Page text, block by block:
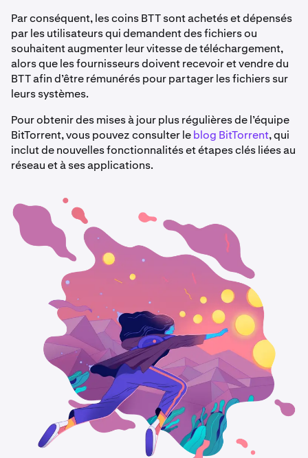
Par conséquent, les coins BTT sont achetés et dépensés
par les utilisateurs qui demandent des fichiers ou
souhaitent augmenter leur vitesse de téléchargement,
alors que les fournisseurs doivent recevoir et vendre du
BTT afin d’être rémunérés pour partager les fichiers sur
leurs systèmes.
Pour obtenir des mises à jour plus régulières de l’équipe
BitTorrent, vous pouvez consulter leblog BitTorrent, qui
inclut de nouvelles fonctionnalités et étapes clés liées au
réseau et à ses applications.